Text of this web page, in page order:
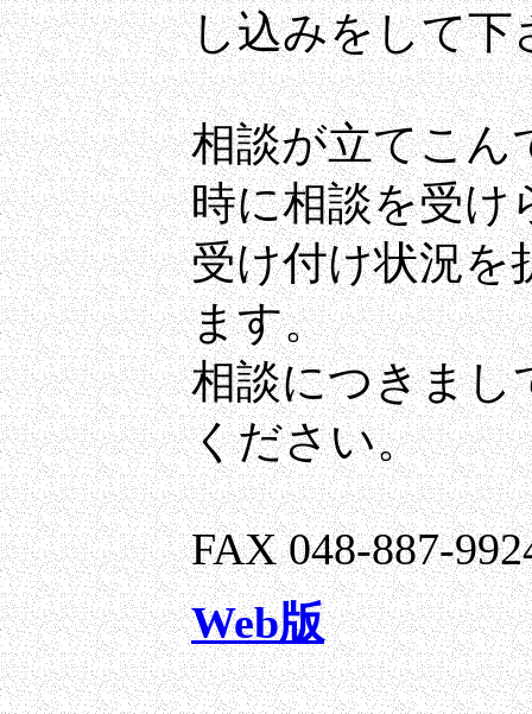
し込みをして下
相談が立てこん
時に相談を受け
受け付け状況を
ます。
相談につきまし
ください。
FAX 048-887-
Web版